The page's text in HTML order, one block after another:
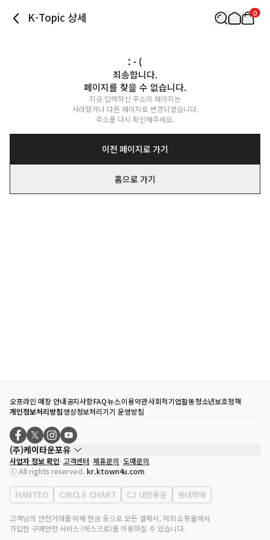
K-Topic 상세 0
: - (
죄송합니다.
페이지를 찾을 수 없습니다.
지금 입력하신 주소의 페이지는
사라졌거나 다른 페이지로 변경되었습니다.
주소를 다시 확인해주세요.
이전 페이지로 가기
홈으로 가기
오프라인 매장 안내공지사항FAQ뉴스이용약관사회적기업활동청소년보호정책
개인정보처리방침영상정보처리기기 운영방침
(주)케이타운포유
대표자
송효민
사업자등록번호
120-87-71116
통신판매업 신고번호 제2011-서울강남-02223
대표전화
02-552-9855
사업자 정보 확인 고객센터 제휴문의 도매문의
ⓒ All rights reserved. kr.ktown4u.com
HANTEO CIRCLE CHART CJ 대한통운 롯데택배
고객님의 안전거래를 위해 현금 등으로 모든 결제시, 저희 쇼핑몰에서
가입한 구매안전 서비스 (에스크로)를 이용하실 수 있습니다.